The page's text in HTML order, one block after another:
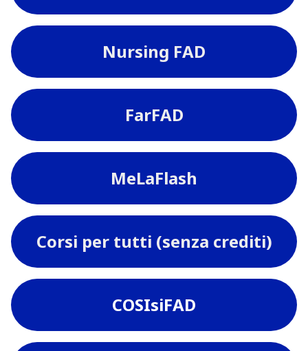
Nursing FAD
FarFAD
MeLaFlash
Corsi per tutti (senza crediti)
COSIsiFAD